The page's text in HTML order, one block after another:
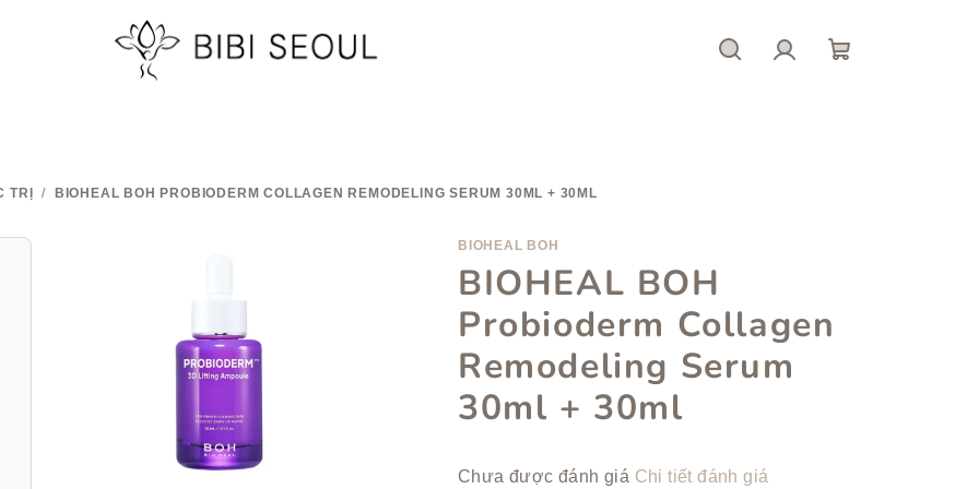
TRỊ / BIOHEAL BOH PROBIODERM COLLAGEN REMODELING SERUM 30ML + 30ML
BIOHEAL BOH
BIOHEAL BOH
Probioderm Collagen
Remodeling Serum
30ml + 30ml
Đánh
Chưa được đánh giá Chi tiết đánh giá